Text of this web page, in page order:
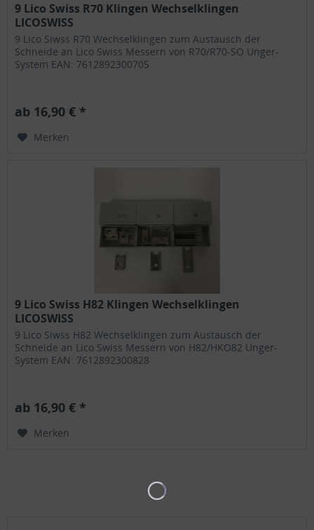
9 Lico Swiss R70 Klingen Wechselklingen
LICOSWISS
9 Lico Siwss R70 Wechselklingen zum Austausch der
Schneide an Lico Swiss Messern von R70/R70-SO Unger-
System EAN: 7612892300705
ab 16,90 € *
Merken
9 Lico Swiss H82 Klingen Wechselklingen
LICOSWISS
9 Lico Siwss H82 Wechselklingen zum Austausch der
Schneide an Lico Swiss Messern von H82/HKO82 Unger-
System EAN: 7612892300828
ab 16,90 € *
Merken